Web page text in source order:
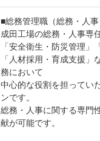
■総務管理職（総務・人事
成田工場の総務・人事専
「安全衛生・防災管理」
「人材採用・育成支援」
務において
中心的な役割を担ってい
ンです。
総務・人事に関する専門
献が可能です。